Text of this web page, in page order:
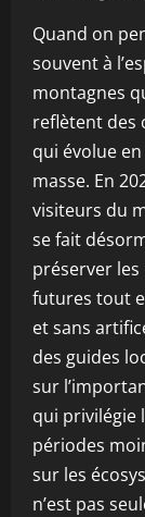
Quand on
souvent à
montagnes
reflètent des
qui évolue
masse. En
visiteurs du
se fait
préserver
futures tout
et sans
des guides
sur
qui privilégie
périodes
sur les
n’est pas